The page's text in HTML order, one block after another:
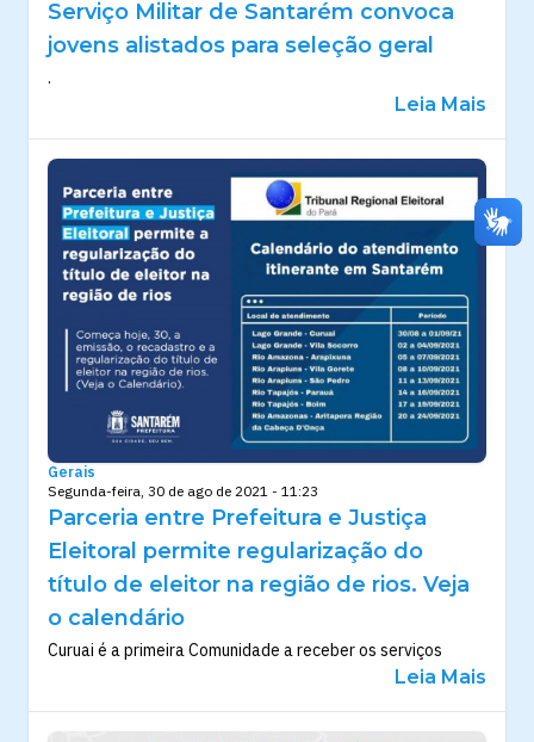
Serviço Militar de Santarém convoca
jovens alistados para seleção geral
.
Leia Mais
Gerais
Segunda-feira, 30 de ago de 2021 - 11:23
Parceria entre Prefeitura e Justiça
Eleitoral permite regularização do
título de eleitor na região de rios. Veja
o calendário
Curuai é a primeira Comunidade a receber os serviços
Leia Mais